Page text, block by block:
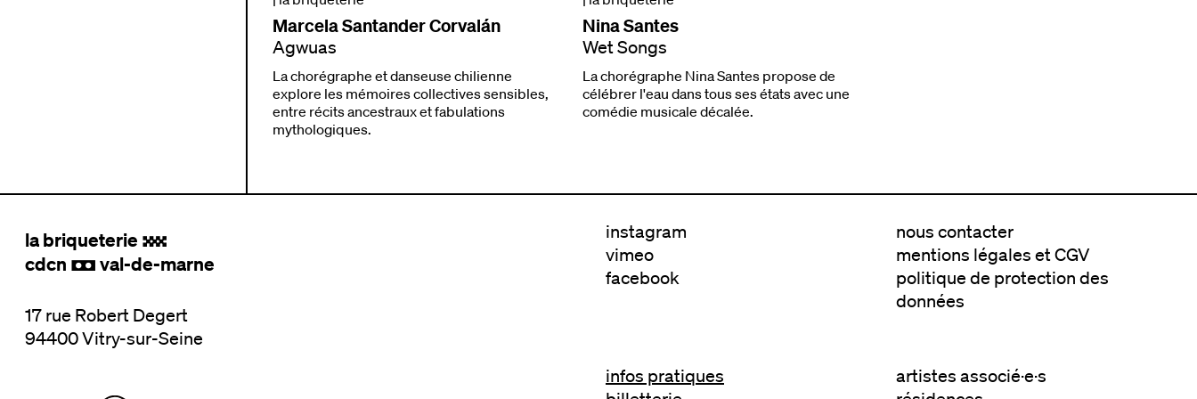
Marcela Santander Corvalán
Agwuas
La chorégraphe et danseuse chilienne
explore les mémoires collectives sensibles,
entre récits ancestraux et fabulations
mythologiques.
Nina Santes
Wet Songs
La chorégraphe Nina Santes propose de
célébrer l'eau dans tous ses états avec une
comédie musicale décalée.
la briqueterie .
cdcn , val-de-marne
17 rue Robert Degert
94400 Vitry-sur-Seine
instagram
vimeo
facebook
nous contacter
mentions légales et CGV
politique de protection des
données
infos pratiques
artistes associé·e·s